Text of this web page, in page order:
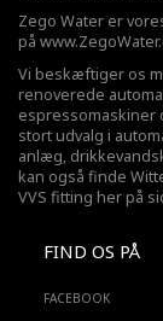
Zego Water er
på
Vi beskæftiger os
renoverede
espressomaskiner
stort udvalg i
anlæg,
kan også finde
VVS fitting her på
FIND OS PÅ
FACEBOOK